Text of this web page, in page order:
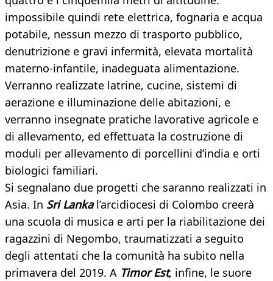
impossibile quindi rete elettrica, fognaria e acqua
potabile, nessun mezzo di trasporto pubblico,
denutrizione e gravi infermità, elevata mortalità
materno-infantile, inadeguata alimentazione.
Verranno realizzate latrine, cucine, sistemi di
aerazione e illuminazione delle abitazioni, e
verranno insegnate pratiche lavorative agricole e
di allevamento, ed effettuata la costruzione di
moduli per allevamento di porcellini d’india e orti
biologici familiari.
Si segnalano due progetti che saranno realizzati in
Asia. In Sri Lankal’arcidiocesi di Colombo creerà
una scuola di musica e arti per la riabilitazione dei
ragazzini di Negombo, traumatizzati a seguito
degli attentati che la comunità ha subito nella
primavera del 2019. A Timor Est, infine, le suore